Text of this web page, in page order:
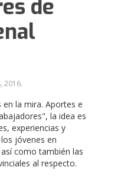
de
2016.
en la mira. Aportes e
la idea es
experiencias y
jóvenes en
como también las
al respecto.